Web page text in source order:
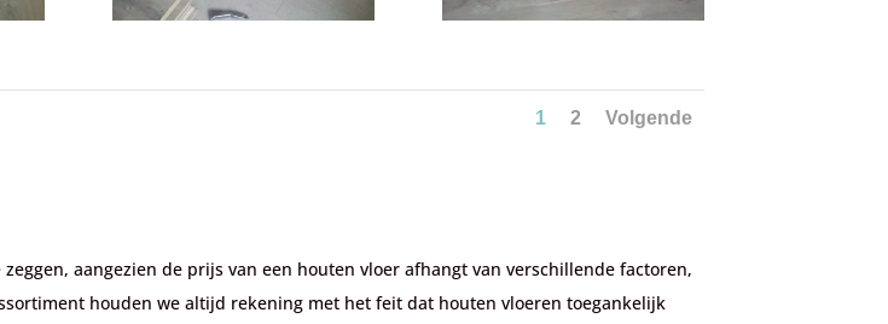
1 2 Volgende
aangezien de prijs van een houten vloer afhangt van verschillende factoren,
houden we altijd rekening met het feit dat houten vloeren toegankelijk